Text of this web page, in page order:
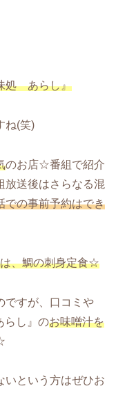
処 あらし』
ね(笑)
のお店☆番組で紹介
放送後はさらなる混
での事前予約はでき
、鯛の刺身定食☆
ですが、口コミや
らし』のお味噌汁を
いという方はぜひお